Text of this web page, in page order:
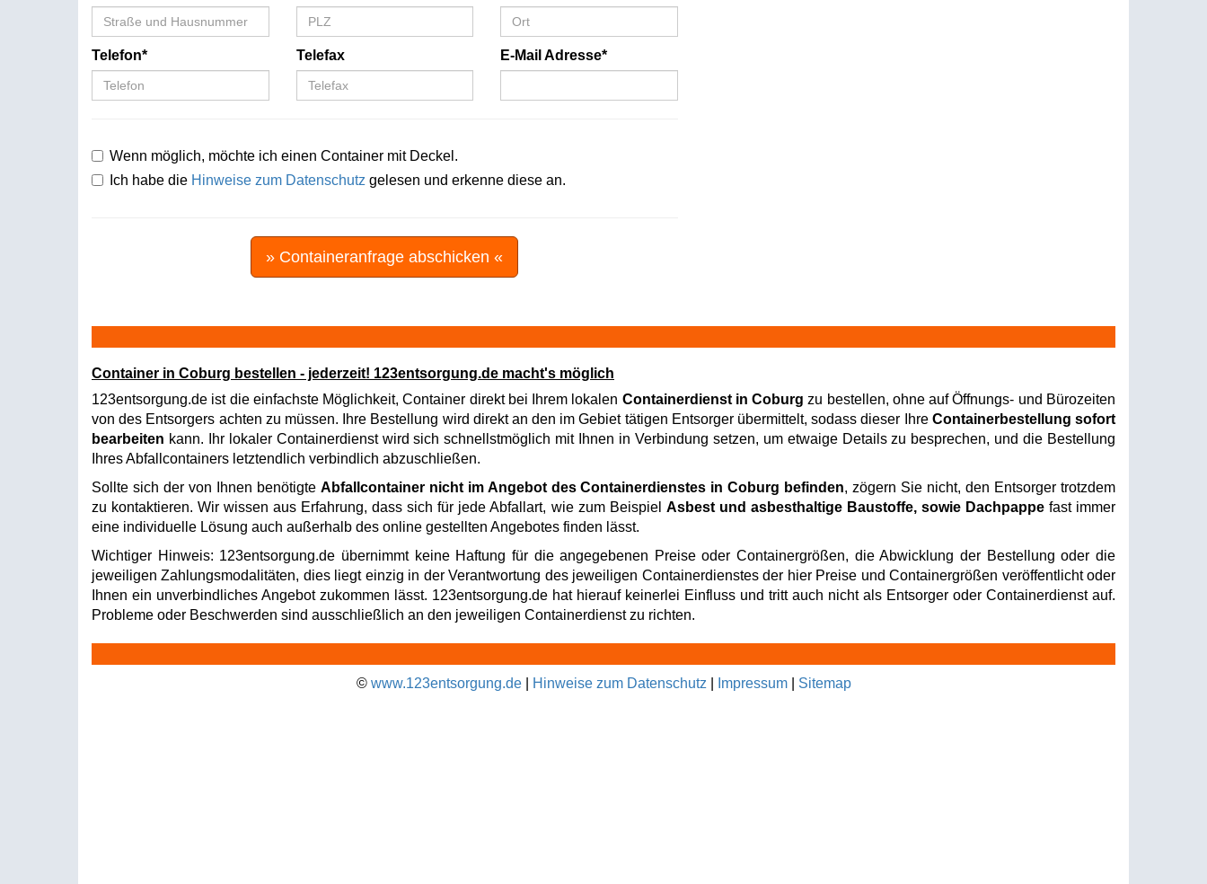
Telefon* Telefax E-Mail Adresse*
Wenn möglich, möchte ich einen Container mit Deckel.
Ich habe die Hinweise zum Datenschutz gelesen und erkenne diese an.
» Containeranfrage abschicken «
Container in Coburg bestellen - jederzeit! 123entsorgung.de macht's möglich
123entsorgung.de ist die einfachste Möglichkeit, Container direkt bei Ihrem lokalen Containerdienst in Coburg zu bestellen, ohne auf Öffnungs- und Bürozeiten
von des Entsorgers achten zu müssen. Ihre Bestellung wird direkt an den im Gebiet tätigen Entsorger übermittelt, sodass dieser Ihre Containerbestellung sofort
bearbeiten kann. Ihr lokaler Containerdienst wird sich schnellstmöglich mit Ihnen in Verbindung setzen, um etwaige Details zu besprechen, und die Bestellung
Ihres Abfallcontainers letztendlich verbindlich abzuschließen.
Sollte sich der von Ihnen benötigte Abfallcontainer nicht im Angebot des Containerdienstes in Coburg befinden, zögern Sie nicht, den Entsorger trotzdem
zu kontaktieren. Wir wissen aus Erfahrung, dass sich für jede Abfallart, wie zum Beispiel Asbest und asbesthaltige Baustoffe, sowie Dachpappefast immer
eine individuelle Lösung auch außerhalb des online gestellten Angebotes finden lässt.
Wichtiger Hinweis: 123entsorgung.de übernimmt keine Haftung für die angegebenen Preise oder Containergrößen, die Abwicklung der Bestellung oder die
jeweiligen Zahlungsmodalitäten, dies liegt einzig in der Verantwortung des jeweiligen Containerdienstes der hier Preise und Containergrößen veröffentlicht oder
Ihnen ein unverbindliches Angebot zukommen lässt. 123entsorgung.de hat hierauf keinerlei Einfluss und tritt auch nicht als Entsorger oder Containerdienst auf.
Probleme oder Beschwerden sind ausschließlich an den jeweiligen Containerdienst zu richten.
© www.123entsorgung.de| Hinweise zum Datenschutz Impressum| Sitemap